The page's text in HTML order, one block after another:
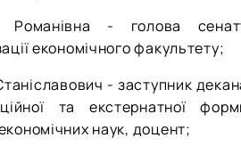
Романівна - голова
економічного факультету;
- заступник
та екстернатної
наук, доцент;